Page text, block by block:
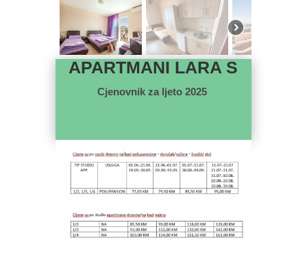
APARTMANI LARA S
Cjenovnik za ljeto 2025